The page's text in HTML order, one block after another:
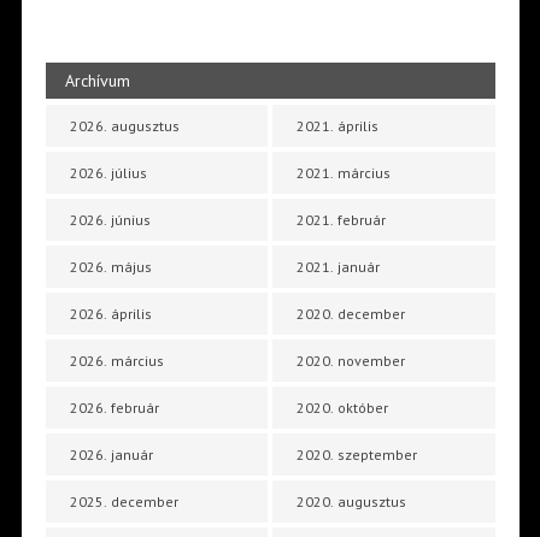
Archívum
2026. augusztus
2026. július
2026. június
2026. május
2026. április
2026. március
2026. február
2026. január
2025. december
2021. április
2021. március
2021. február
2021. január
2020. december
2020. november
2020. október
2020. szeptember
2020. augusztus